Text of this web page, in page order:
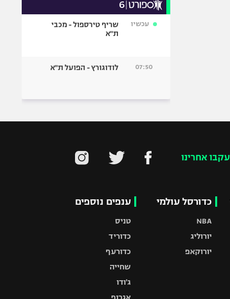
עכשיו
שריף טירספול - מכבי
ת"א
07:50 לודוגורץ - הפועל ת"א
עקבו אחרינו
כדורסל עולמי
NBA
יורוליג
יורוקאפ
ענפים נוספים
טניס
כדוריד
כדורעף
שחייה
ג'ודו
אגרוף